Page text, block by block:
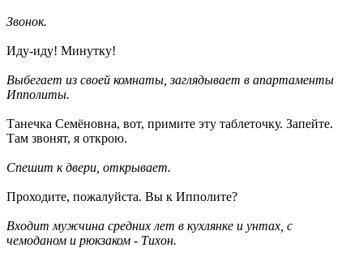
Звонок.
Иду-иду! Минутку!
Выбегает из своей комнаты, заглядывает в апартаменты
Ипполиты.
Танечка Семёновна, вот, примите эту таблеточку. Запейте.
Там звонят, я открою.
Спешит к двери, открывает.
Проходите, пожалуйста. Вы к Ипполите?
Входит мужчина средних лет в кухлянке и унтах, с
чемоданом и рюкзаком - Тихон.